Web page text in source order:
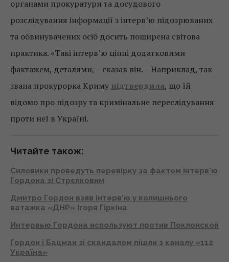
органами прокуратури та досудового
розслідування інформації з інтерв’ю підозрюваних
та обвинувачених осіб досить поширена світова
практика. «Такі інтерв’ю цінні додатковими
фактажем, деталями, – сказав він. – Наприклад, так
звана прокурорка Криму підтвердила, що їй
відомо про підозру та кримінальне переслідування
проти неї в Україні.
Читайте також:
Силовики проведуть перевірку за фактом інтерв’ю
Гордона зі Стрєлковим
Дмитро Гордон взяв інтерв’ю у колишнього
ватажка «ДНР» Ігоря Гіркіна
Интервью Гордона используют против Поклонской
Гордон і Бацман зі скандалом пішли з каналу «112
Україна»